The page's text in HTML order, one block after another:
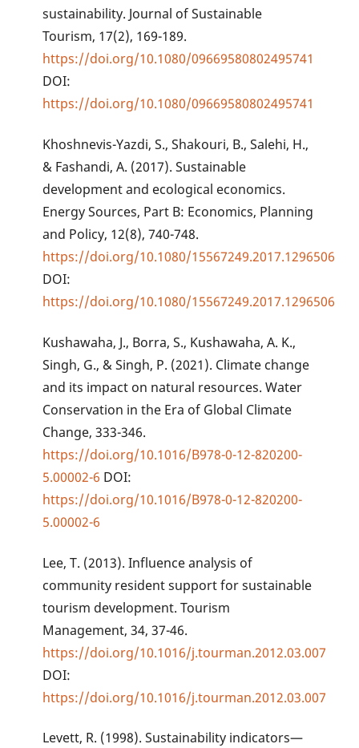
sustainability. Journal of Sustainable
Tourism, 17(2), 169-189.
https://doi.org/10.1080/09669580802495741
DOI:
https://doi.org/10.1080/09669580802495741
Khoshnevis-Yazdi, S., Shakouri, B., Salehi, H.,
& Fashandi, A. (2017). Sustainable
development and ecological economics.
Energy Sources, Part B: Economics, Planning
and Policy, 12(8), 740-748.
https://doi.org/10.1080/15567249.2017.1296506
DOI:
https://doi.org/10.1080/15567249.2017.1296506
Kushawaha, J., Borra, S., Kushawaha, A. K.,
Singh, G., & Singh, P. (2021). Climate change
and its impact on natural resources. Water
Conservation in the Era of Global Climate
Change, 333-346.
https://doi.org/10.1016/B978-0-12-820200-
5.00002-6 DOI:
https://doi.org/10.1016/B978-0-12-820200-
5.00002-6
Lee, T. (2013). Influence analysis of
community resident support for sustainable
tourism development. Tourism
Management, 34, 37-46.
https://doi.org/10.1016/j.tourman.2012.03.007
DOI:
https://doi.org/10.1016/j.tourman.2012.03.007
Levett, R. (1998). Sustainability indicators—